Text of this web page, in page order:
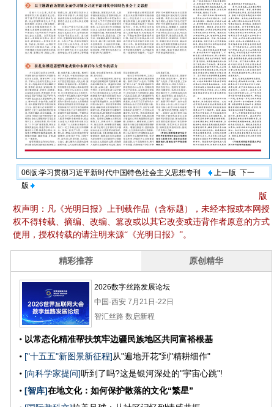
06版:学习贯彻习近平新时代中国特色社会主义思想专刊 上一版 下一
版
版
权声明：凡《光明日报》上刊载作品（含标题），未经本报或本网授
权不得转载、摘编、改编、篡改或以其它改变或违背作者原意的方式
使用，授权转载的请注明来源“《光明日报》”。